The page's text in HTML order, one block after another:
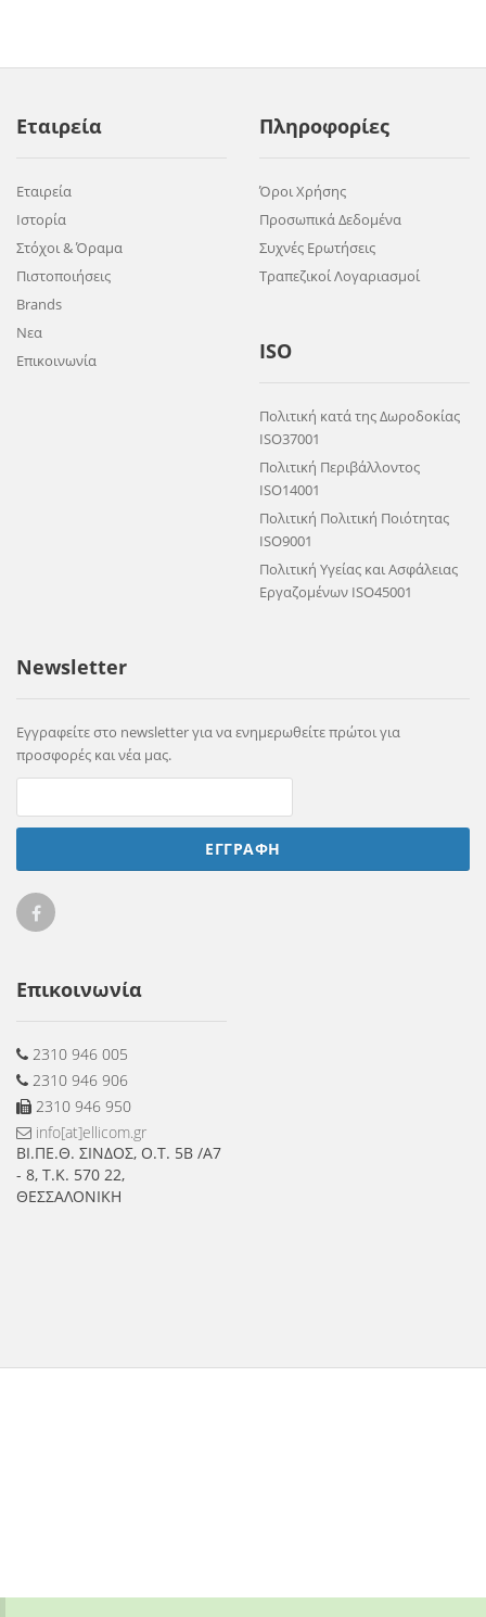
Εταιρεία
Εταιρεία
Ιστορία
Στόχοι & Όραμα
Πιστοποιήσεις
Brands
Νεα
Επικοινωνία
Πληροφορίες
Όροι Χρήσης
Προσωπικά Δεδομένα
Συχνές Ερωτήσεις
Τραπεζικοί Λογαριασμοί
ISO
Πολιτική κατά της Δωροδοκίας
ISO37001
Πολιτική Περιβάλλοντος
ISO14001
Πολιτική Πολιτική Ποιότητας
ISO9001
Πολιτική Υγείας και Ασφάλειας
Εργαζομένων ISO45001
Newsletter
Εγγραφείτε στο newsletter για να ενημερωθείτε πρώτοι για
προσφορές και νέα μας.
ΕΓΓΡΑΦΗ
Ellicom
Facebook
Επικοινωνία
2310 946 005
2310 946 906
2310 946 950
info[at]ellicom.gr
ΒΙ.ΠΕ.Θ. ΣΙΝΔΟΣ, Ο.Τ. 5Β /Α7
- 8, Τ.Κ. 570 22,
ΘΕΣΣΑΛΟΝΙΚΗ